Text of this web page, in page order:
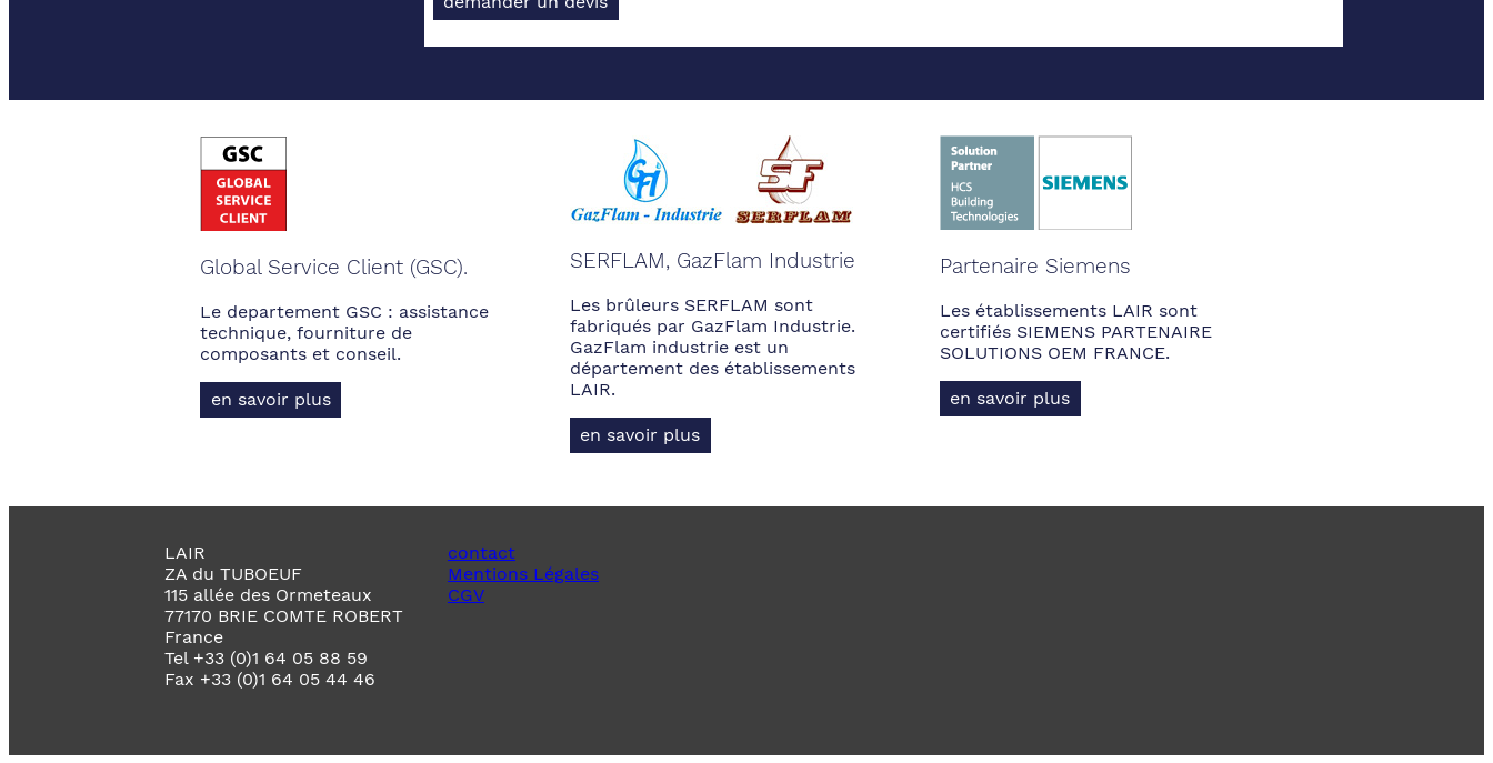
Global Service Client (GSC).
Le departement GSC : assistance
technique, fourniture de
composants et conseil.
en savoir plus
SERFLAM, GazFlam Industrie
Les brûleurs SERFLAM sont
fabriqués par GazFlam Industrie.
GazFlam industrie est un
département des établissements
LAIR.
en savoir plus
Partenaire Siemens
Les établissements LAIR sont
certifiés SIEMENS PARTENAIRE
SOLUTIONS OEM FRANCE.
en savoir plus
LAIR
ZA du TUBOEUF
115 allée des Ormeteaux
77170 BRIE COMTE ROBERT
France
Tel +33 (0)1 64 05 88 59
Fax +33 (0)1 64 05 44 46
contact
Mentions Légales
CGV